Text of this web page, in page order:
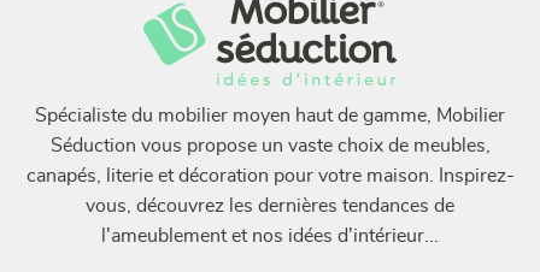
Spécialiste du mobilier moyen haut de gamme, Mobilier
Séduction vous propose un vaste choix de meubles,
canapés, literie et décoration pour votre maison. Inspirez-
vous, découvrez les dernières tendances de
l'ameublement et nos idées d'intérieur...